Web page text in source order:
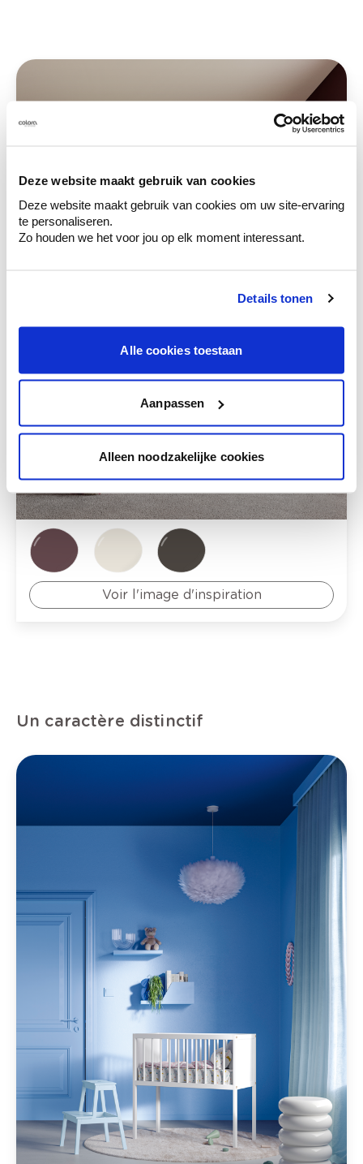
Deze website maakt gebruik van cookies
Deze website maakt gebruik van cookies om uw site-ervaring
te personaliseren.
Zo houden we het voor jou op elk moment interessant.
Details tonen
Alle cookies toestaan
Aanpassen
Alleen noodzakelijke cookies
Voir l'image d'inspiration
Un caractère distinctif